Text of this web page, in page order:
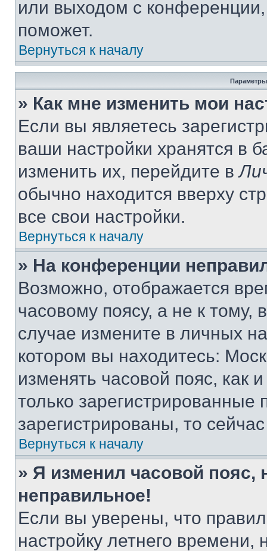
или выходом с
поможет.
Вернуться к началу
Параметры
» Как мне изменить мои
Если вы являетесь
ваши настройки хранятся в
изменить их, перейдите в
обычно находится вверху
все свои настройки.
Вернуться к началу
» На конференции
Возможно, отображается
часовому поясу, а не к тому,
случае измените в личных
котором вы находитесь:
изменять часовой пояс, как
только
зарегистрированы, то
Вернуться к началу
» Я изменил часовой пояс,
неправильное!
Если вы уверены, что
настройку летнего